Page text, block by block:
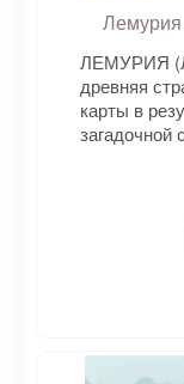
ЛЕМУРИЯ
древняя
карты в
загадочной